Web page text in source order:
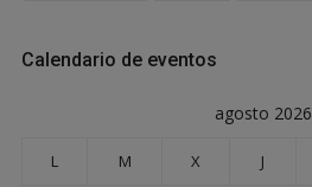
Calendario de eventos
agosto 2026
L M X J